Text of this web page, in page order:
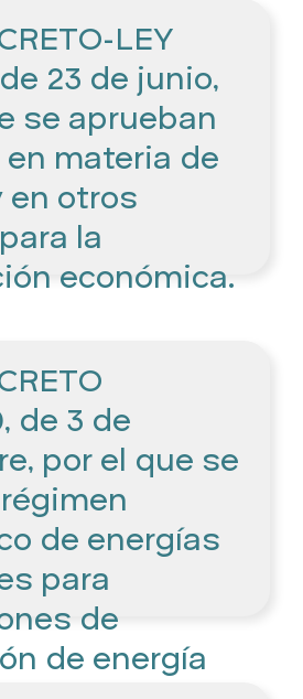
de energías
LEY
23 de junio,
se aprueban
materia de
en otros
la
económica.
de 3 de
por el que se
de energías
para
de
de energía